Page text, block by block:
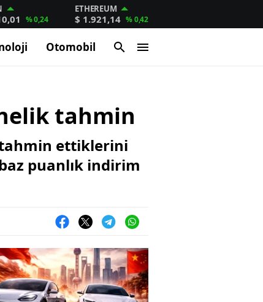
% 0,24
ETHEREUM
$ 1.921,14 % 0,42
Otomobil
tahmin
tahmin ettiklerini
puanlık indirim